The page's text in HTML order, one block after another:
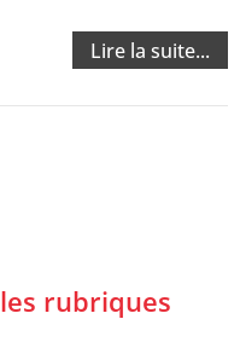
Lire la suite...
rubriques